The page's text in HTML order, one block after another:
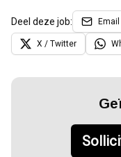
Deel deze job: Email
X / Twitter